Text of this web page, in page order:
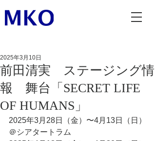
前田清実 ステージング情
報 舞台「SECRET LIFE
OF HUMANS」
2025年3月10日
2025年3月28日（金）〜4月13日（日）
＠シアタートラム